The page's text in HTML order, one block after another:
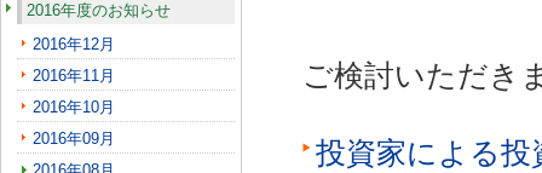
2016年度のお知らせ
2016年12月
2016年11月
2016年10月
2016年09月
ご検討いただき
投資家による